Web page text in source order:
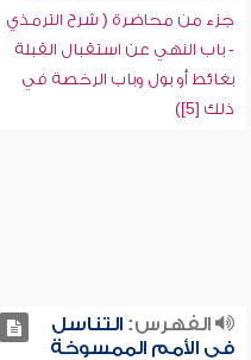
جزء من محاضرة ( شرح الترمذي
- باب النهي عن استقبال القبلة
بغائط أو بول وباب الرخصة في
ذلك [5])
الفهرس:التناسل
في الأمم الممسوخة